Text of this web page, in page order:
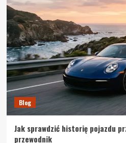
Blog
Jak sprawdzić historię pojazdu
przewodnik